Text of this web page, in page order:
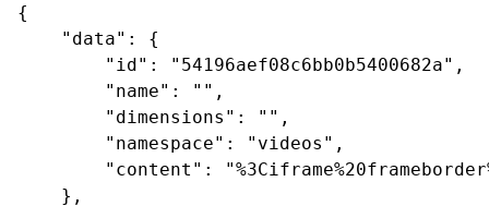
{
    "data": {
        "id": "54196aef08c6bb0b5400682a",
        "name": "",
        "dimensions": "",
        "namespace": "videos",
"content":
    },